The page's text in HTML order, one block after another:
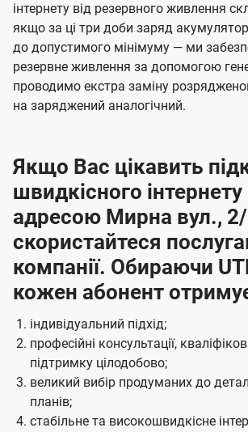
інтернету від резервного живлення
якщо за ці три доби заряд
до допустимого мінімуму — ми
резервне живлення за допомогою
проводимо екстра заміну
на заряджений аналогічний.
Якщо Вас цікавить
швидкісного інтернету
адресою Мирна вул.,
скористайтеся
компанії. Обираючи
кожен абонент
індивідуальний підхід;
професійні консультації,
підтримку цілодобово;
великий вибір продуманих до
планів;
стабільне та високошвидкісне